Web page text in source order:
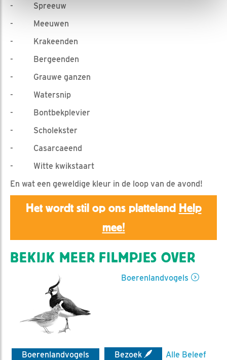
- Spreeuw
- Meeuwen
- Krakeenden
- Bergeenden
- Grauwe ganzen
- Watersnip
- Bontbekplevier
- Scholekster
- Casarcaeend
- Witte kwikstaart
En wat een geweldige kleur in de loop van de avond!
Het wordt stil op ons platteland Help
mee!
BEKIJK MEER FILMPJES OVER
Boerenlandvogels
Boerenlandvogels Bezoek
Alle Beleef